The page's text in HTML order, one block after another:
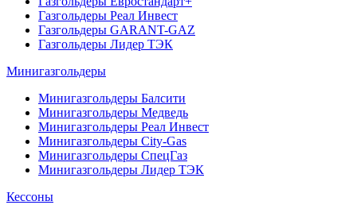
Газгольдеры Реал Инвест
Газгольдеры GARANT-GAZ
Газгольдеры Лидер ТЭК
Минигазгольдеры
Минигазгольдеры Балсити
Минигазгольдеры Медведь
Минигазгольдеры Реал Инвест
Минигазгольдеры City-Gas
Минигазгольдеры СпецГаз
Минигазгольдеры Лидер ТЭК
Кессоны